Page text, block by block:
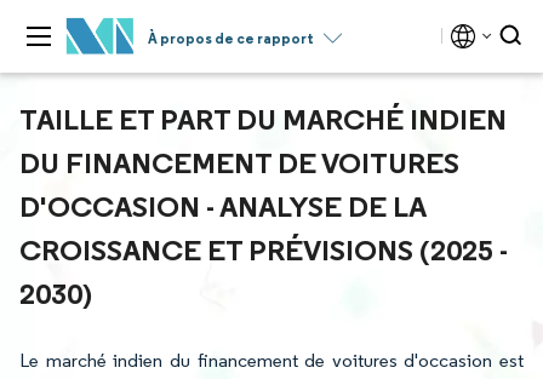
À propos de ce rapport
TAILLE ET PART DU MARCHÉ INDIEN
DU FINANCEMENT DE VOITURES
D'OCCASION - ANALYSE DE LA
CROISSANCE ET PRÉVISIONS (2025 -
2030)
Le marché indien du financement de voitures d'occasion est